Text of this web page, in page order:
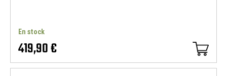
En stock
419,90 €